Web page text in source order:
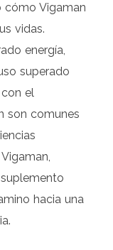
cómo Vigaman
vidas.
energía,
superado
el
son comunes
hacia una